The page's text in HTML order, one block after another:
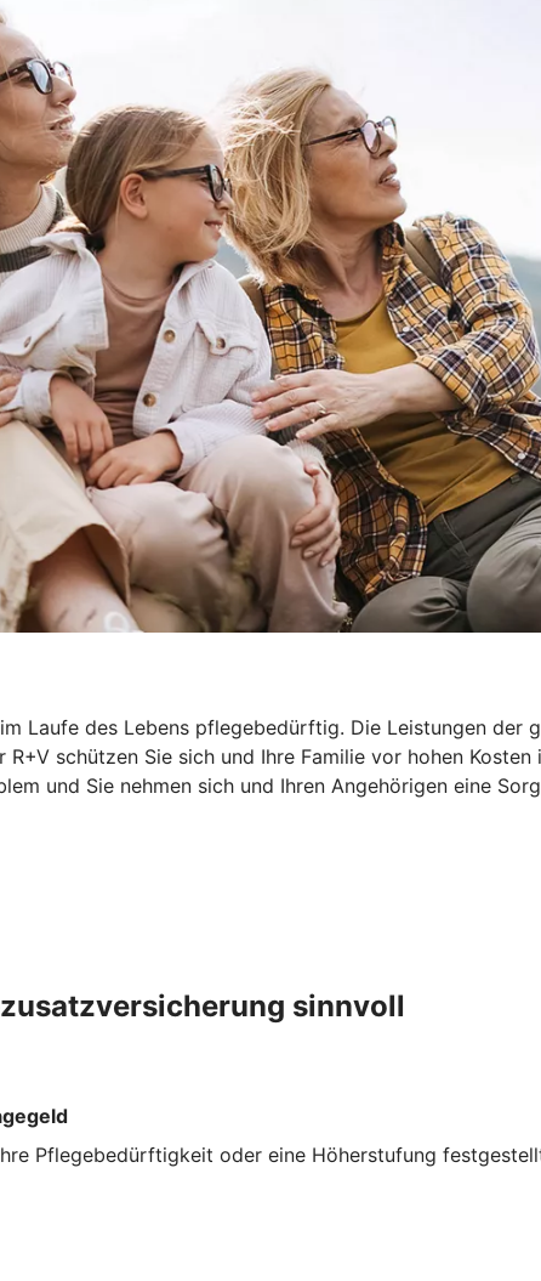
Laufe des Lebens pflegebedürftig. Die Leistungen
schützen Sie sich und Ihre Familie vor hohen
und Sie nehmen sich und Ihren Angehörigen eine
sinnvoll
Pflegebedürftigkeit oder eine Höherstufung